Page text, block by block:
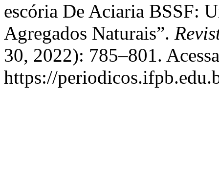
escória De Aciaria BSSF:
Agregados Naturais”.
30, 2022): 785–801.
https://